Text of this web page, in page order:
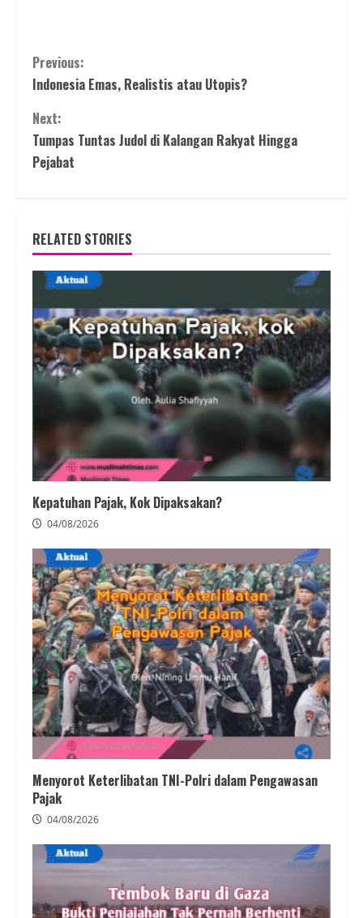
Continue
Reading
Previous:
Indonesia Emas, Realistis atau Utopis?
Next:
Tumpas Tuntas Judol di Kalangan Rakyat Hingga
Pejabat
RELATED STORIES
Kepatuhan Pajak, Kok Dipaksakan?
04/08/2026
Menyorot Keterlibatan TNI-Polri dalam Pengawasan
Pajak
04/08/2026